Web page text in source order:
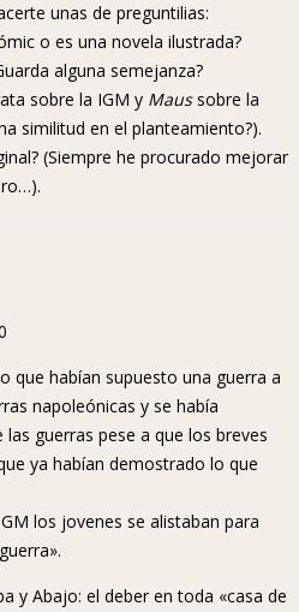
unas de preguntilias:
o es una novela ilustrada?
alguna semejanza?
sobre la IGM y Maussobre la
similitud en el planteamiento?).
(Siempre he procurado mejorar
que habían supuesto una guerra a
napoleónicas y se había
guerras pese a que los breves
ya habían demostrado lo que
los jovenes se alistaban para
y Abajo: el deber en toda «casa de